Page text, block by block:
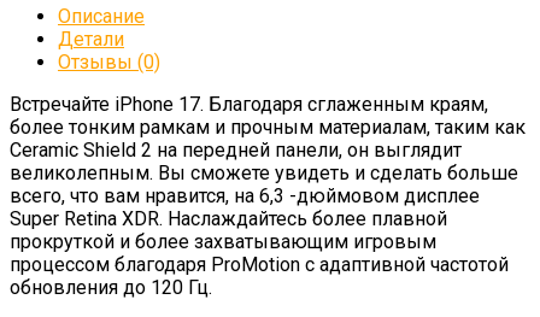
Описание
Детали
Отзывы (0)
Встречайте iPhone 17. Благодаря сглаженным краям,
более тонким рамкам и прочным материалам, таким как
Ceramic Shield 2 на передней панели, он выглядит
великолепным. Вы сможете увидеть и сделать больше
всего, что вам нравится, на 6,3 -дюймовом дисплее
Super Retina XDR. Наслаждайтесь более плавной
прокруткой и более захватывающим игровым
процессом благодаря ProMotion с адаптивной частотой
обновления до 120 Гц.